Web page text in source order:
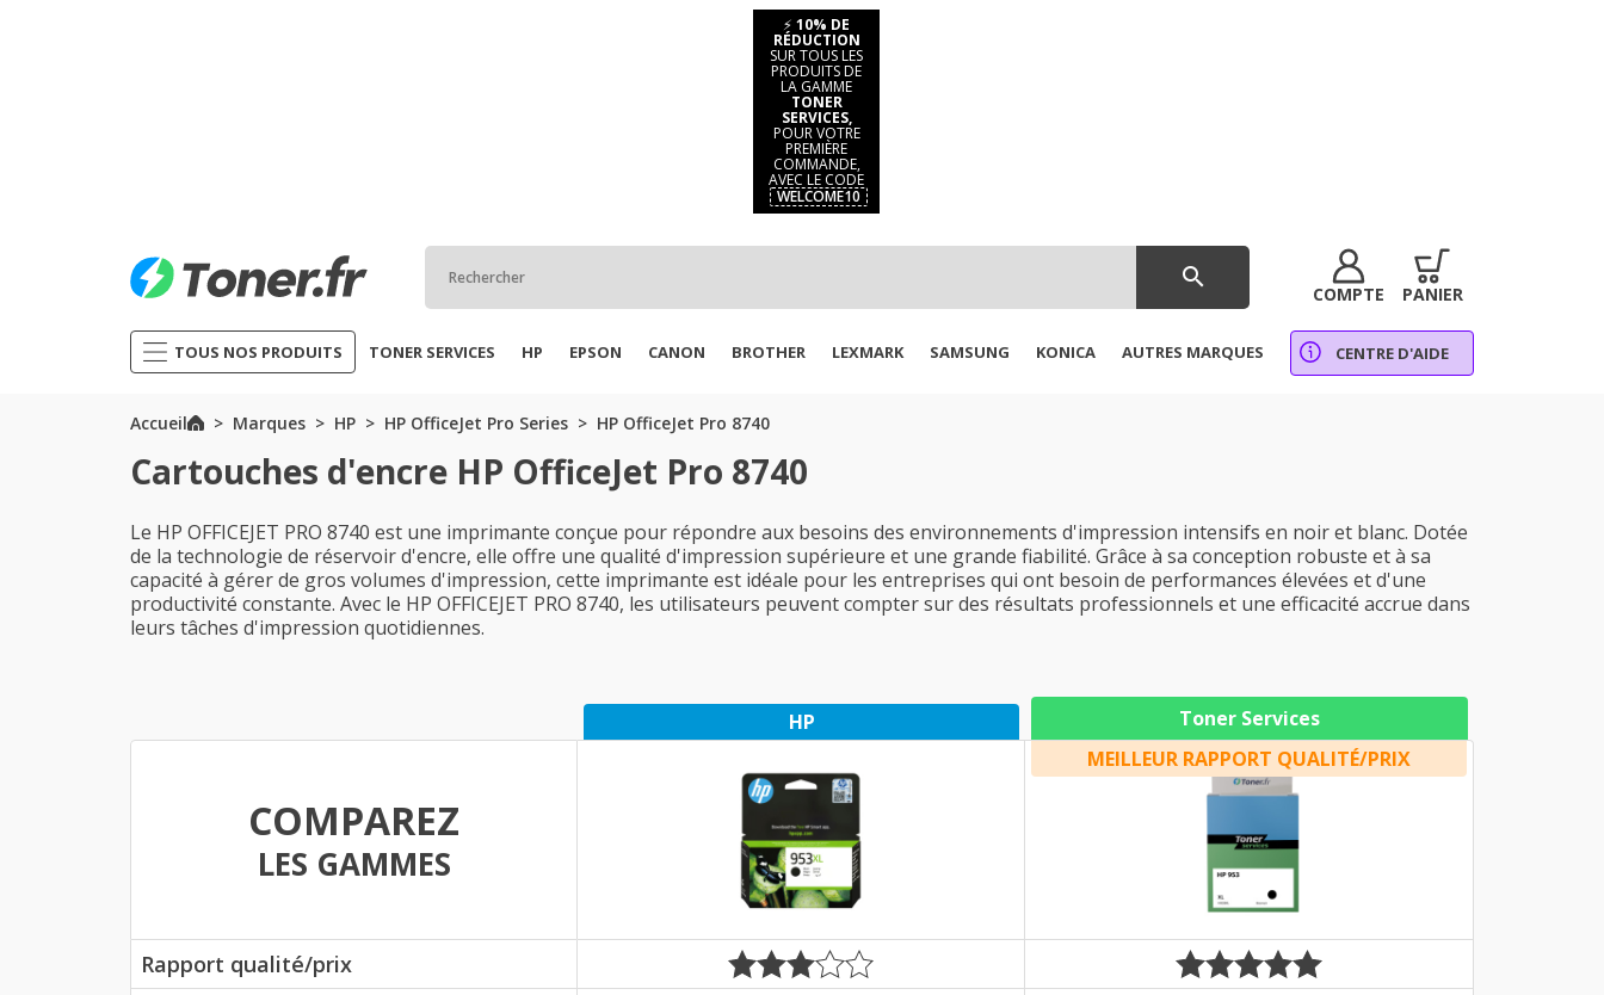
⚡ 10% DE
RÉDUCTION
SUR TOUS LES
PRODUITS DE
LA GAMME
TONER
SERVICES,
POUR VOTRE
PREMIÈRE
COMMANDE,
AVEC LE CODE
WELCOME10
search
COMPTE PANIER
TOUS NOS PRODUITS TONER SERVICES HP EPSON CANON BROTHER LEXMARK SAMSUNG KONICA AUTRES MARQUES CENTRE D'AIDE
Accueil Marques HP HP OfficeJet Pro Series HP OfficeJet Pro 8740
Cartouches d'encre HP OfficeJet Pro 8740
Le HP OFFICEJET PRO 8740 est une imprimante conçue pour répondre aux besoins des environnements d'impression intensifs en noir et blanc. Dotée
de la technologie de réservoir d'encre, elle offre une qualité d'impression supérieure et une grande fiabilité. Grâce à sa conception robuste et à sa
capacité à gérer de gros volumes d'impression, cette imprimante est idéale pour les entreprises qui ont besoin de performances élevées et d'une
productivité constante. Avec le HP OFFICEJET PRO 8740, les utilisateurs peuvent compter sur des résultats professionnels et une efficacité accrue dans
leurs tâches d'impression quotidiennes.
HP Toner Services
COMPAREZ
LES GAMMES
MEILLEUR RAPPORT QUALITÉ/PRIX
Rapport qualité/prix